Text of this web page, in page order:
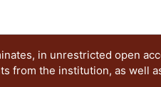
in unrestricted open
from the institution, as well